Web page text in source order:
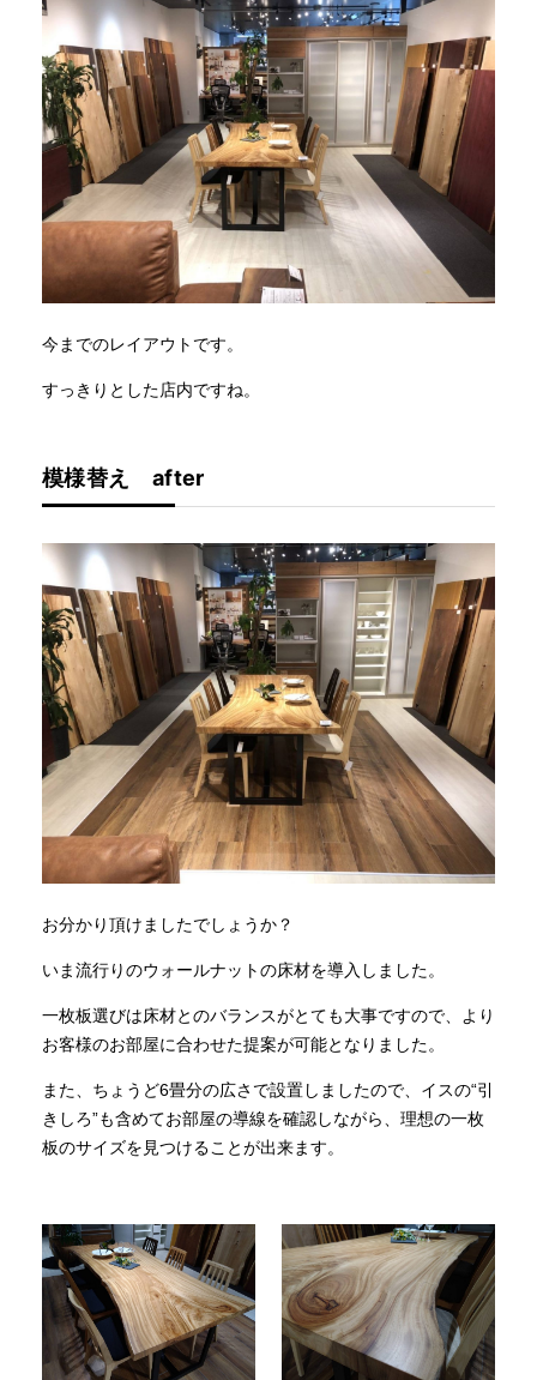
今までのレイアウトです。
すっきりとした店内ですね。
模様替え after
お分かり頂けましたでしょうか？
いま流行りのウォールナットの床材を導入しました。
一枚板選びは床材とのバランスがとても大事ですので、より
お客様のお部屋に合わせた提案が可能となりました。
また、ちょうど6畳分の広さで設置しましたので、イスの“引
きしろ”も含めてお部屋の導線を確認しながら、理想の一枚
板のサイズを見つけることが出来ます。